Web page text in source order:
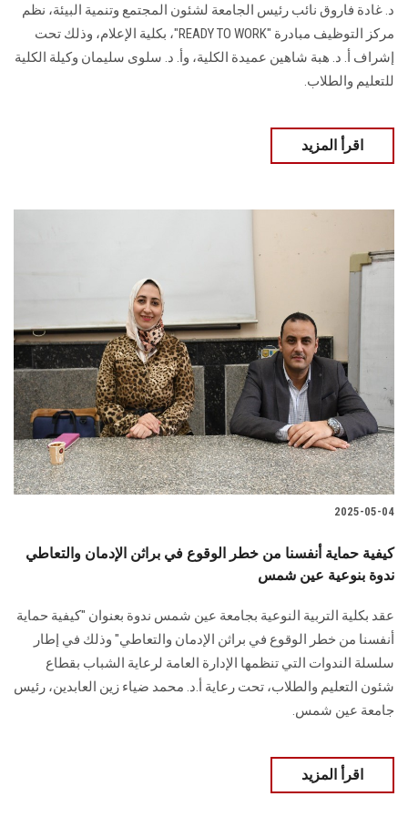
د. غادة فاروق نائب رئيس الجامعة لشئون المجتمع وتنمية البيئة، نظم
مركز التوظيف مبادرة "READY TO WORK"، بكلية الإعلام، وذلك تحت
إشراف أ. د. هبة شاهين عميدة الكلية، وأ. د. سلوى سليمان وكيلة الكلية
للتعليم والطلاب.
اقرأ المزيد
2025-05-04
كيفية حماية أنفسنا من خطر الوقوع في براثن الإدمان والتعاطي
ندوة بنوعية عين شمس
عقد بكلية التربية النوعية بجامعة عين شمس ندوة بعنوان "كيفية حماية
أنفسنا من خطر الوقوع في براثن الإدمان والتعاطي" وذلك في إطار
سلسلة الندوات التي تنظمها الإدارة العامة لرعاية الشباب بقطاع
شئون التعليم والطلاب، تحت رعاية أ.د. محمد ضياء زين العابدين، رئيس
جامعة عين شمس.
اقرأ المزيد